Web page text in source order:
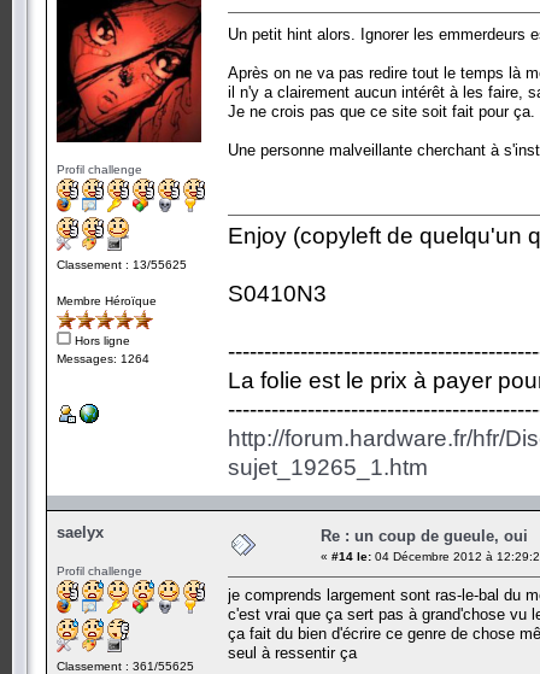
Profil challenge
Classement : 13/55625
Membre Héroïque
Hors ligne
Messages: 1264
Un petit hint alors. Ignorer les emmerdeurs
Après on ne va pas redire tout le temps là
il n'y a clairement aucun intérêt à les faire,
Je ne crois pas que ce site soit fait pour ça.
Une personne malveillante cherchant à
Enjoy (copyleft de quelqu'un
S0410N3
La folie est le prix à payer
http://forum.hardware.fr/hfr/
sujet_19265_1.htm
saelyx
Profil challenge
Classement : 361/55625
Re : un coup de gueule, oui
« #14 le: 04 Décembre 2012 à
je comprends largement sont ras-le-bal du
c'est vrai que ça sert pas à grand'chose vu
ça fait du bien d'écrire ce genre de chose
seul à ressentir ça